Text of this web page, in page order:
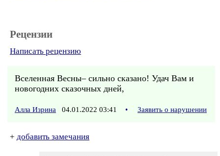
Рецензии
Написать рецензию
Вселенная Весны– сильно сказано! Удач Вам и
новогодних сказочных дней,
Алла Изрина 04.01.2022 03:41 • Заявить о нарушении
+ добавить замечания